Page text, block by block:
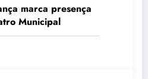
marca presença
Municipal